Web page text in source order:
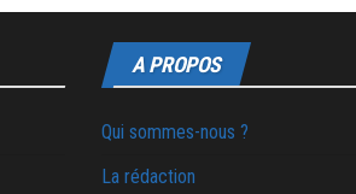
A PROPOS
Qui sommes-nous ?
La rédaction